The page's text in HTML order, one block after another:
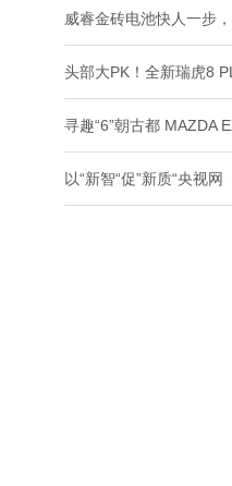
威睿金砖电池快人一步
头部大PK！全新瑞虎8
寻趣“6”朝古都 MAZDA
以“新智“促”新质“央视网